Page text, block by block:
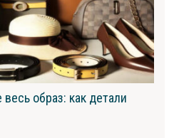
образ: как детали